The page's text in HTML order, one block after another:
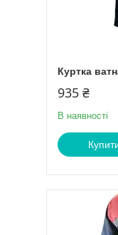
Куртка
935 ₴
В наявності